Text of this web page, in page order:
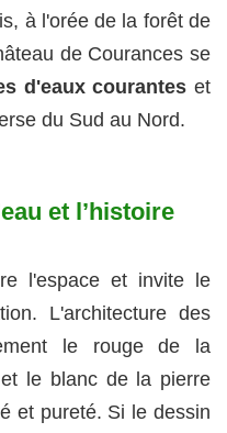
à l'orée de la forêt de
de Courances se
d'eaux courantes et
du Sud au Nord.
et l’histoire
l'espace et invite le
L'architecture des
le rouge de la
le blanc de la pierre
et pureté. Si le dessin